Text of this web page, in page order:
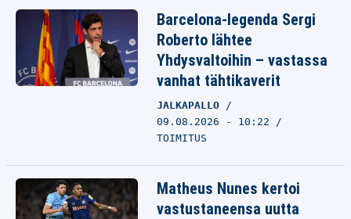
Barcelona-legenda Sergi
Roberto lähtee
Yhdysvaltoihin – vastassa
vanhat tähtikaverit
JALKAPALLO
09.08.2026 - 10:22
TOIMITUS
Matheus Nunes kertoi
vastustaneensa uutta